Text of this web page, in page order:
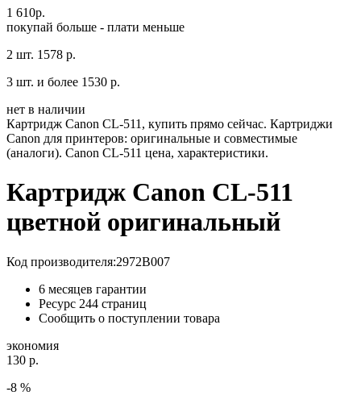
1 610р.
покупай больше - плати меньше
2 шт. 1578 р.
3 шт. и более 1530 р.
нет в наличии
Картридж Canon CL-511, купить прямо сейчас. Картриджи
Canon для принтеров: оригинальные и совместимые
(аналоги). Canon CL-511 цена, характеристики.
Картридж Canon CL-511
цветной оригинальный
Код производителя:2972B007
6 месяцев гарантии
Ресурс 244 страниц
Сообщить о поступлении товара
экономия
130 р.
-8 %